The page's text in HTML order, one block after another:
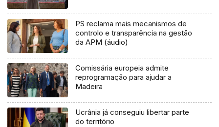
PS reclama mais mecanismos de
controlo e transparência na gestão
da APM (áudio)
Comissária europeia admite
reprogramação para ajudar a
Madeira
Ucrânia já conseguiu libertar parte
do território